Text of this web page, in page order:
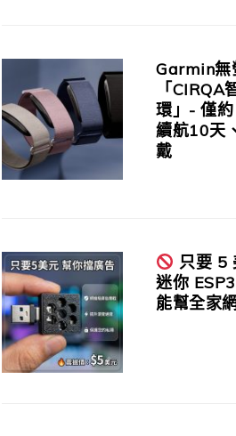
Garmin無
「CIRQA
環」- 僅
續航10天
戴
只要 5
迷你
能幫全家